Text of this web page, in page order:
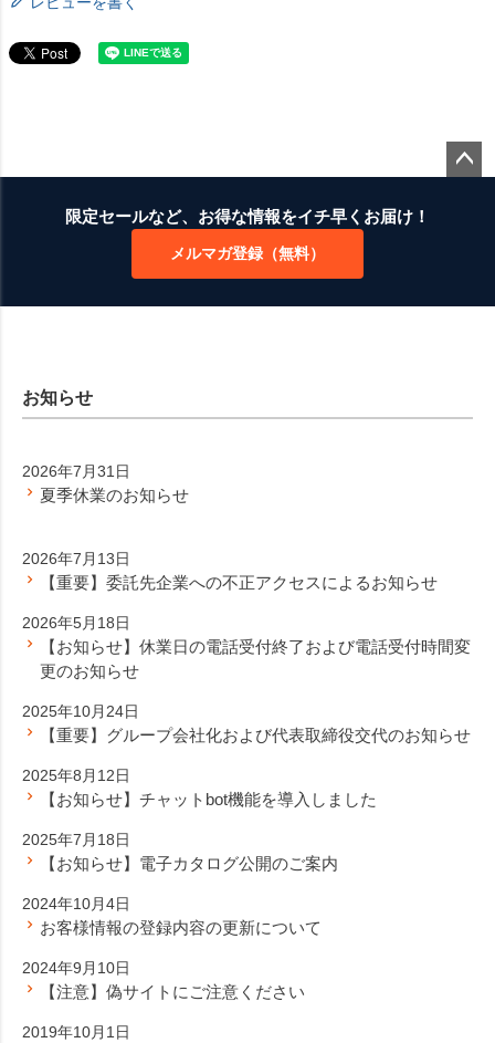
限定セールなど、お得な情報をイチ早くお届け！
メルマガ登録（無料）
お知らせ
2026年7月31日
夏季休業のお知らせ
2026年7月13日
【重要】委託先企業への不正アクセスによるお知らせ
2026年5月18日
【お知らせ】休業日の電話受付終了および電話受付時間変
更のお知らせ
2025年10月24日
【重要】グループ会社化および代表取締役交代のお知らせ
2025年8月12日
【お知らせ】チャットbot機能を導入しました
2025年7月18日
【お知らせ】電子カタログ公開のご案内
2024年10月4日
お客様情報の登録内容の更新について
2024年9月10日
【注意】偽サイトにご注意ください
2019年10月1日